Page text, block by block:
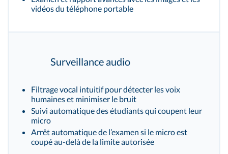
vidéos du téléphone portable
Surveillance audio
Filtrage vocal intuitif pour détecter les voix
humaines et minimiser le bruit
Suivi automatique des étudiants qui coupent leur
micro
Arrêt automatique de l’examen si le micro est
coupé au-delà de la limite autorisée